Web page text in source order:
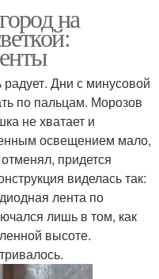
на
Дни с минусовой
по пальцам. Морозов
не хватает и
освещением мало,
придется
виделась так:
лента по
лишь в том, как
высоте.